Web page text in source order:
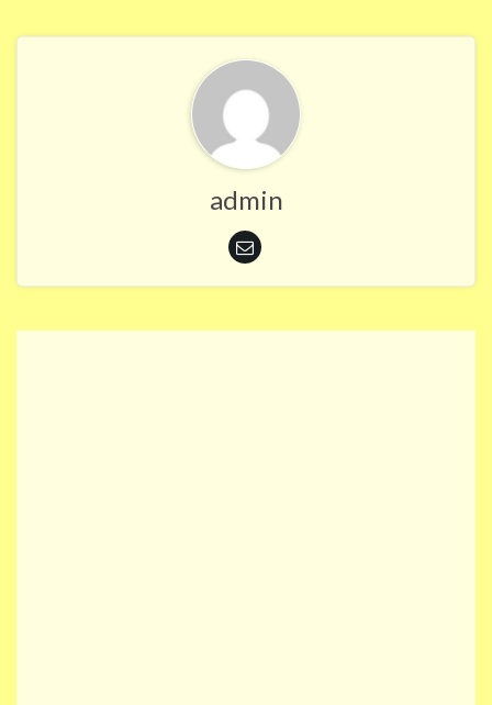
admin